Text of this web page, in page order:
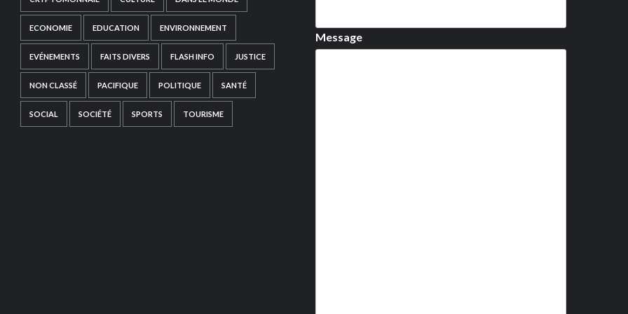
ECONOMIE EDUCATION ENVIRONNEMENT
EVÉNEMENTS FAITS DIVERS FLASH INFO JUSTICE
NON CLASSÉ PACIFIQUE POLITIQUE SANTÉ
SOCIAL SOCIÉTÉ SPORTS TOURISME
Message